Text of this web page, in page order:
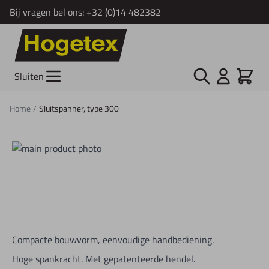
Bij vragen bel ons: +32 (0)14 482382
Ga naar de inhoud
Sluiten Zoek Cart
Home/ Sluitspanner, type 300
Compacte bouwvorm, eenvoudige handbediening.
Hoge spankracht. Met gepatenteerde hendel.